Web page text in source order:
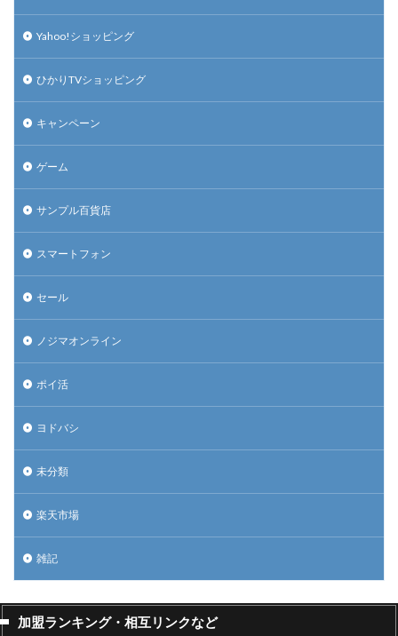
Yahoo!ショッピング
ひかりTVショッピング
キャンペーン
ゲーム
サンプル百貨店
スマートフォン
セール
ノジマオンライン
ポイ活
ヨドバシ
未分類
楽天市場
雑記
加盟ランキング・相互リンクなど